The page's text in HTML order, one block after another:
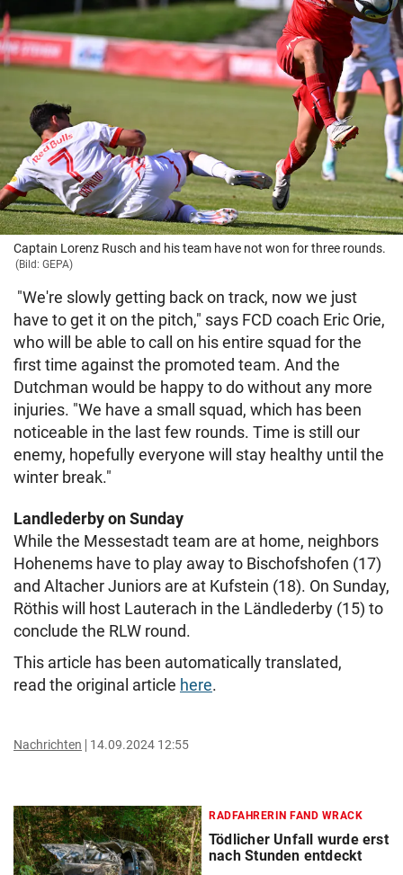
Captain Lorenz Rusch and his team have not won for three rounds.
(Bild: GEPA)
"We're slowly getting back on track, now we just
have to get it on the pitch," says FCD coach Eric Orie,
who will be able to call on his entire squad for the
first time against the promoted team. And the
Dutchman would be happy to do without any more
injuries. "We have a small squad, which has been
noticeable in the last few rounds. Time is still our
enemy, hopefully everyone will stay healthy until the
winter break."
Landlederby on Sunday
While the Messestadt team are at home, neighbors
Hohenems have to play away to Bischofshofen (17)
and Altacher Juniors are at Kufstein (18). On Sunday,
Röthis will host Lauterach in the Ländlederby (15) to
conclude the RLW round.
This article has been automatically translated,
read the original article here.
Nachrichten 14.09.2024 12:55
RADFAHRERIN FAND WRACK
Tödlicher Unfall wurde erst
nach Stunden entdeckt